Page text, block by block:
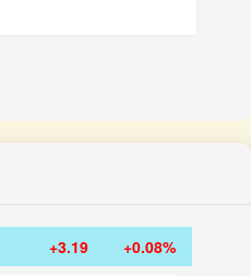
+3.19 +0.08%